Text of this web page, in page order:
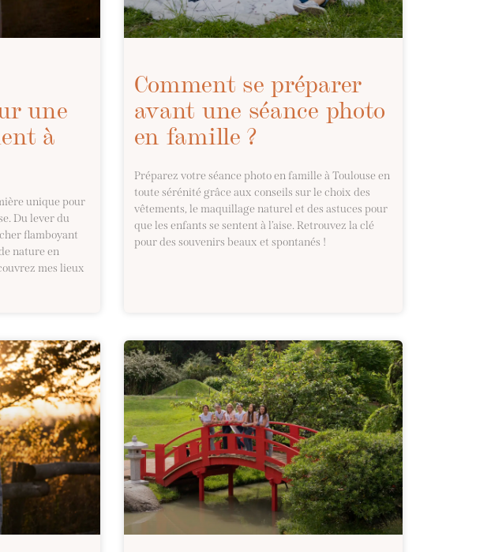
une
à
unique pour
Du lever du
flamboyant
nature en
mes lieux
Comment se préparer
avant une séance photo
en famille ?
Préparez votre séance photo en famille à Toulouse en
toute sérénité grâce aux conseils sur le choix des
vêtements, le maquillage naturel et des astuces pour
que les enfants se sentent à l’aise. Retrouvez la clé
pour des souvenirs beaux et spontanés !